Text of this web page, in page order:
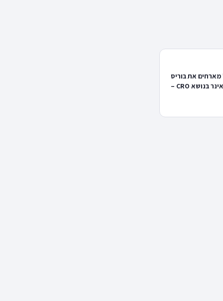
מארחים את בוריס
קימלמן לוובאינר בנושא CRO –